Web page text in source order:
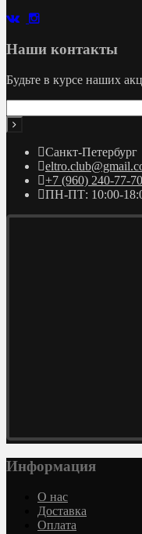
Наши контакты
Будьте в курсе наших
Санкт-Петербург
+7 (960) 240-77-70
ПН-ПТ: 10:00-
Информация
О нас
Доставка
Оплата